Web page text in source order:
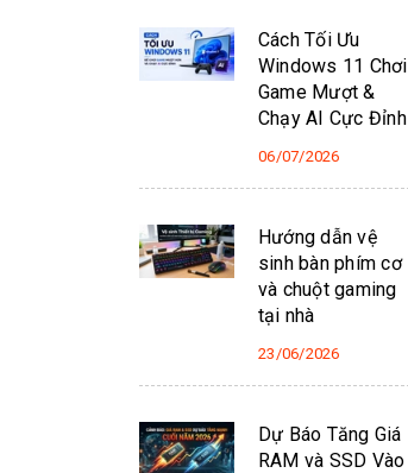
Cách Tối Ưu
Windows 11 Chơi
Game Mượt &
Chạy AI Cực Đỉnh
06/07/2026
Hướng dẫn vệ
sinh bàn phím cơ
và chuột gaming
tại nhà
23/06/2026
Dự Báo Tăng Giá
RAM và SSD Vào